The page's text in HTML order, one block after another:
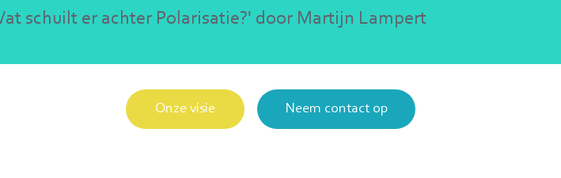
schuilt er achter Polarisatie?' door Martijn Lampert
Onze visie Neem contact op